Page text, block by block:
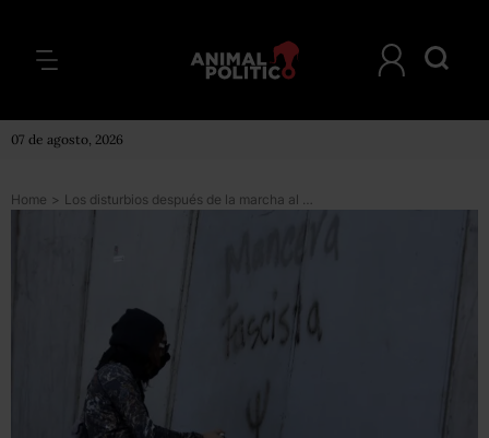
07 de agosto, 2026
Home > Los disturbios después de la marcha al Zócalo (fotos)